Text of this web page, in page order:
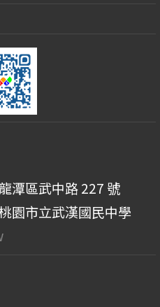
潭區武中路 227 號
園市立武漢國民中學